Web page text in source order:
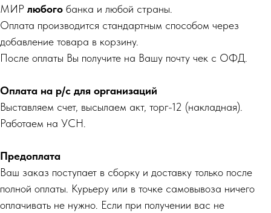
МИР любого банка и любой страны.
Оплата производится стандартным способом через
добавление товара в корзину.
После оплаты Вы получите на Вашу почту чек с ОФД.
Оплата на р/с для организаций
Выставляем счет, высылаем акт, торг-12 (накладная).
Работаем на УСН.
Предоплата
Ваш заказ поступает в сборку и доставку только после
полной оплаты. Курьеру или в точке самовывоза ничего
оплачивать не нужно. Если при получении вас не